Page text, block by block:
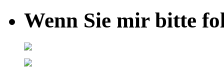
Wenn Sie mir bitte